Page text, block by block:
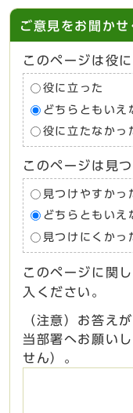
ご意見をお聞かせ
このページは役
役に立った
どちらともいえ
役に立たなかっ
このページは見
見つけやすかっ
どちらともいえ
見つけにくかっ
このページに関
入ください。
（注意）お答え
当部署へお願い
せん）。